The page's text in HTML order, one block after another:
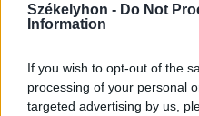
Székelyhon - Do Not
Information
If you wish to opt-out of the
processing of your personal
targeted advertising by us,